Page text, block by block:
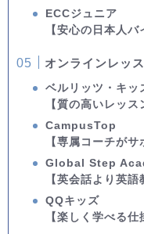
ECCジュニア
【安心の日本人バ
オンラインレッ
ベルリッツ・キッ
【質の高いレッス
CampusTop
【専属コーチがサ
Global Step
【英会話より英語
QQキッズ
【楽しく学べる仕